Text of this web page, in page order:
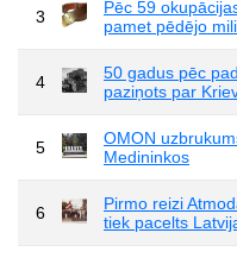
3
Pēc 59
pamet pēdējo
4
50 gadus pēc
paziņots par
5
OMON
Medininkos
6
Pirmo reizi
tiek pacelts